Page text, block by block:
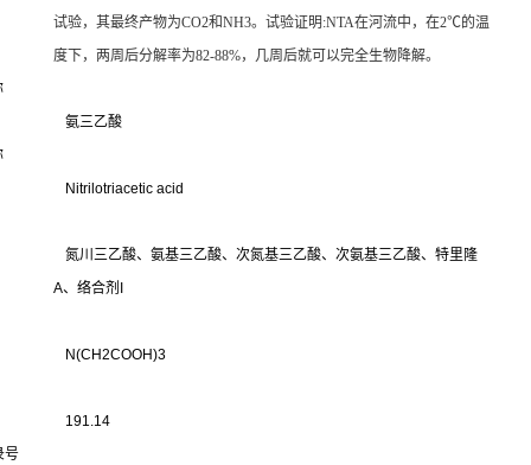
试验，其最终产物为CO2和NH3。试验证明:NTA在河流中，在2℃的温
度下，两周后分解率为82-88%，几周后就可以完全生物降解。
氨三乙酸
Nitrilotriacetic acid
氮川三乙酸、氨基三乙酸、次氮基三乙酸、次氨基三乙酸、特里隆
A、络合剂I
N(CH2COOH)3
191.14
号